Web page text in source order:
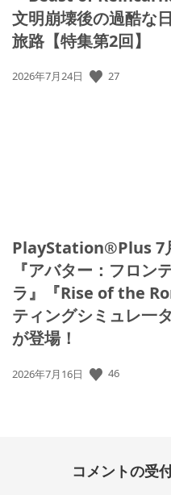
文明崩壊後の過酷な
旅路【特集第2回】
公
2026年7月24日 27
PlayStation®Plus 7
『アバター：フロン
ラ』『Rise of the
ティングシミュレ一
が登場！
公
2026年7月16日 46
コメントの受